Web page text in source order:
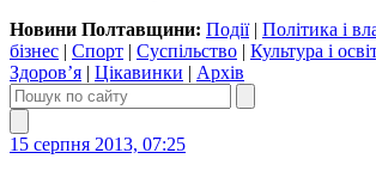
Новини Полтавщини: Події| Політика і
бізнес | Спорт | Суспільство | Культура і
Здоров’я | Цікавинки | Архів
15 серпня 2013, 07:25